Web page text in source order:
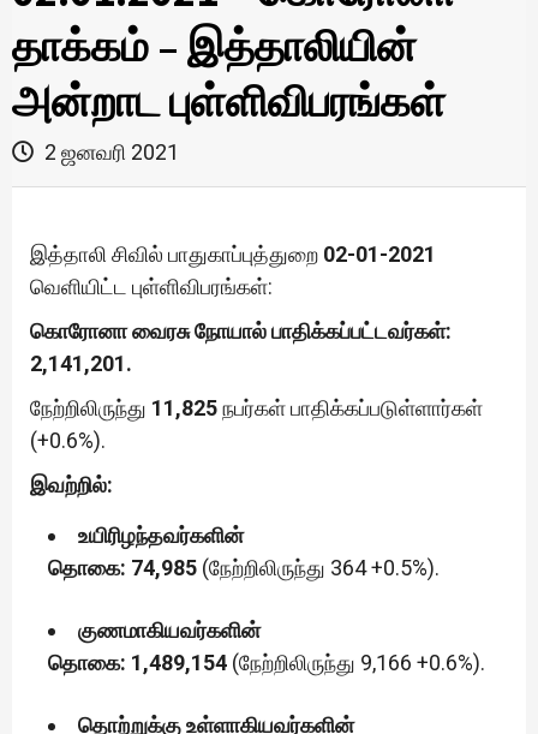
தாக்கம் – இத்தாலியின்
அன்றாட புள்ளிவிபரங்கள்
2 ஜனவரி 2021
இத்தாலி சிவில் பாதுகாப்புத்துறை 02-01-2021
வெளியிட்ட புள்ளிவிபரங்கள்:
கொரோனா வைரசு நோயால் பாதிக்கப்பட்டவர்கள்:
2,141,201.
நேற்றிலிருந்து 11,825நபர்கள் பாதிக்கப்படுள்ளார்கள்
(+0.6%).
இவற்றில்:
உயிரிழந்தவர்களின்
தொகை: 74,985 (நேற்றிலிருந்து 364 +0.5%).
குணமாகியவர்களின்
தொகை: 1,489,154 (நேற்றிலிருந்து 9,166 +0.6%).
தொற்றுக்கு உள்ளாகியவர்களின்